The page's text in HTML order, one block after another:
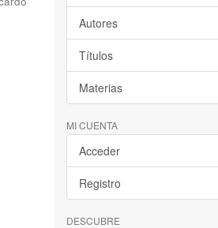
Autores
Títulos
Materias
MI CUENTA
Acceder
Registro
DESCUBRE